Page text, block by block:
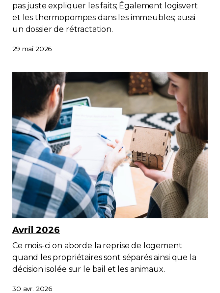
pas juste expliquer les faits; Également logisvert
et les thermopompes dans les immeubles; aussi
un dossier de rétractation.
29 mai 2026
Avril 2026
Ce mois-ci on aborde la reprise de logement
quand les propriétaires sont séparés ainsi que la
décision isolée sur le bail et les animaux.
30 avr. 2026